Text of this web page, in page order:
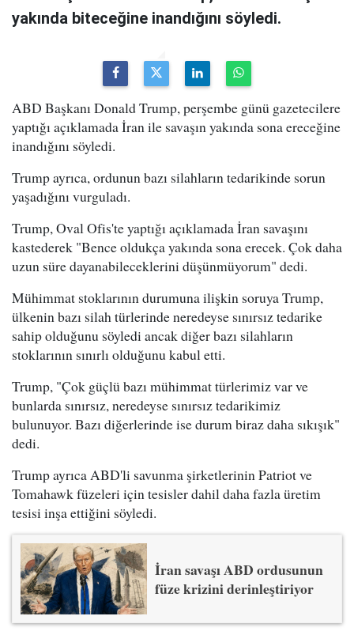
yakında biteceğine inandığını söyledi.
ABD Başkanı Donald Trump, perşembe günü gazetecilere
yaptığı açıklamada İran ile savaşın yakında sona ereceğine
inandığını söyledi.
Trump ayrıca, ordunun bazı silahların tedarikinde sorun
yaşadığını vurguladı.
Trump, Oval Ofis'te yaptığı açıklamada İran savaşını
kastederek "Bence oldukça yakında sona erecek. Çok daha
uzun süre dayanabileceklerini düşünmüyorum" dedi.
Mühimmat stoklarının durumuna ilişkin soruya Trump,
ülkenin bazı silah türlerinde neredeyse sınırsız tedarike
sahip olduğunu söyledi ancak diğer bazı silahların
stoklarının sınırlı olduğunu kabul etti.
Trump, "Çok güçlü bazı mühimmat türlerimiz var ve
bunlarda sınırsız, neredeyse sınırsız tedarikimiz
bulunuyor. Bazı diğerlerinde ise durum biraz daha sıkışık"
dedi.
Trump ayrıca ABD'li savunma şirketlerinin Patriot ve
Tomahawk füzeleri için tesisler dahil daha fazla üretim
tesisi inşa ettiğini söyledi.
İran savaşı ABD ordusunun
füze krizini derinleştiriyor